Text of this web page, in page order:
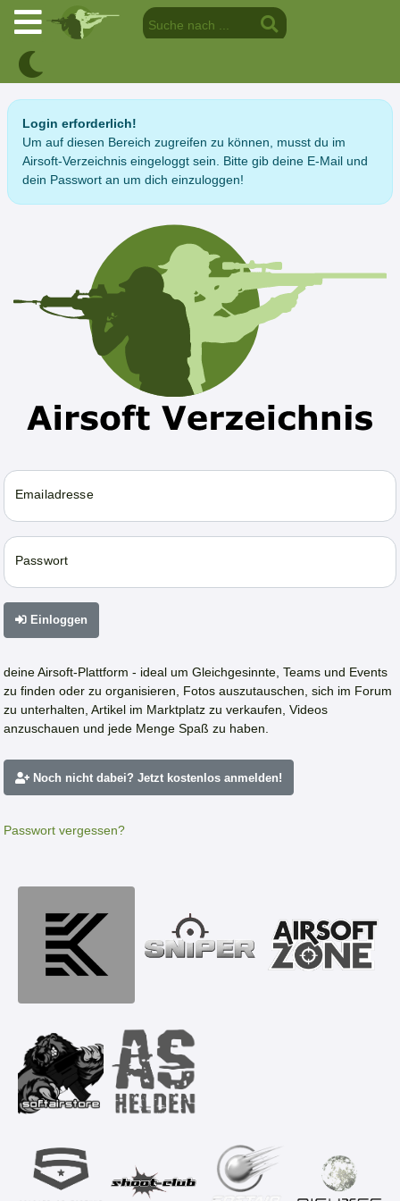
Login erforderlich!
Um auf diesen Bereich zugreifen zu können, musst du im
Airsoft-Verzeichnis eingeloggt sein. Bitte gib deine E-Mail und
dein Passwort an um dich einzuloggen!
Emailadresse
Passwort
Einloggen
deine Airsoft-Plattform - ideal um Gleichgesinnte, Teams und Events
zu finden oder zu organisieren, Fotos auszutauschen, sich im Forum
zu unterhalten, Artikel im Marktplatz zu verkaufen, Videos
anzuschauen und jede Menge Spaß zu haben.
Noch nicht dabei? Jetzt kostenlos anmelden!
Passwort vergessen?